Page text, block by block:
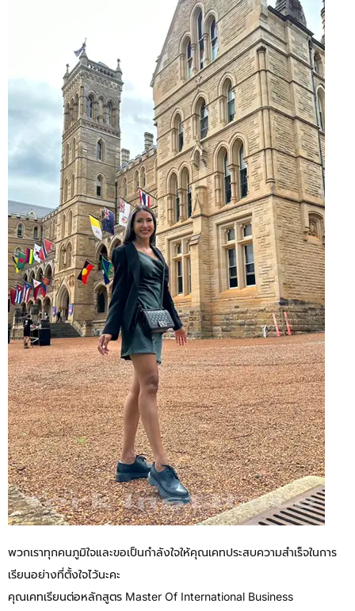
พวกเราทุกคนภูมิใจและขอเป็นกำลังใจให้คุณเคทประสบความสำเร็จในการ
เรียนอย่างที่ตั้งใจไว้นะคะ
คุณเคทเรียนต่อหลักสูตร Master Of International Business